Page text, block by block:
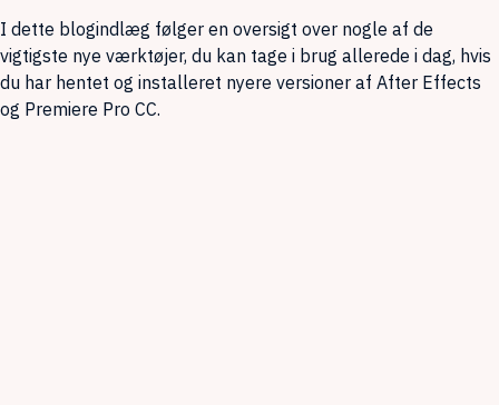
I dette blogindlæg følger en oversigt over nogle af de
vigtigste nye værktøjer, du kan tage i brug allerede i dag, hvis
du har hentet og installeret nyere versioner af After Effects
og Premiere Pro CC.